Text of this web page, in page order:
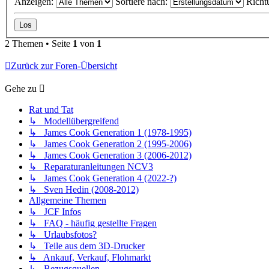
2 Themen • Seite 1 von 1
Zurück zur Foren-Übersicht
Gehe zu
Rat und Tat
↳ Modellübergreifend
↳ James Cook Generation 1 (1978-1995)
↳ James Cook Generation 2 (1995-2006)
↳ James Cook Generation 3 (2006-2012)
↳ Reparaturanleitungen NCV3
↳ James Cook Generation 4 (2022-?)
↳ Sven Hedin (2008-2012)
Allgemeine Themen
↳ JCF Infos
↳ FAQ - häufig gestellte Fragen
↳ Urlaubsfotos?
↳ Teile aus dem 3D-Drucker
↳ Ankauf, Verkauf, Flohmarkt